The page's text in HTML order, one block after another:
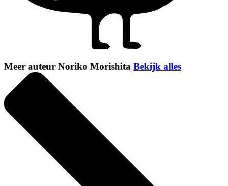
Meer auteur Noriko Morishita Bekijk alles